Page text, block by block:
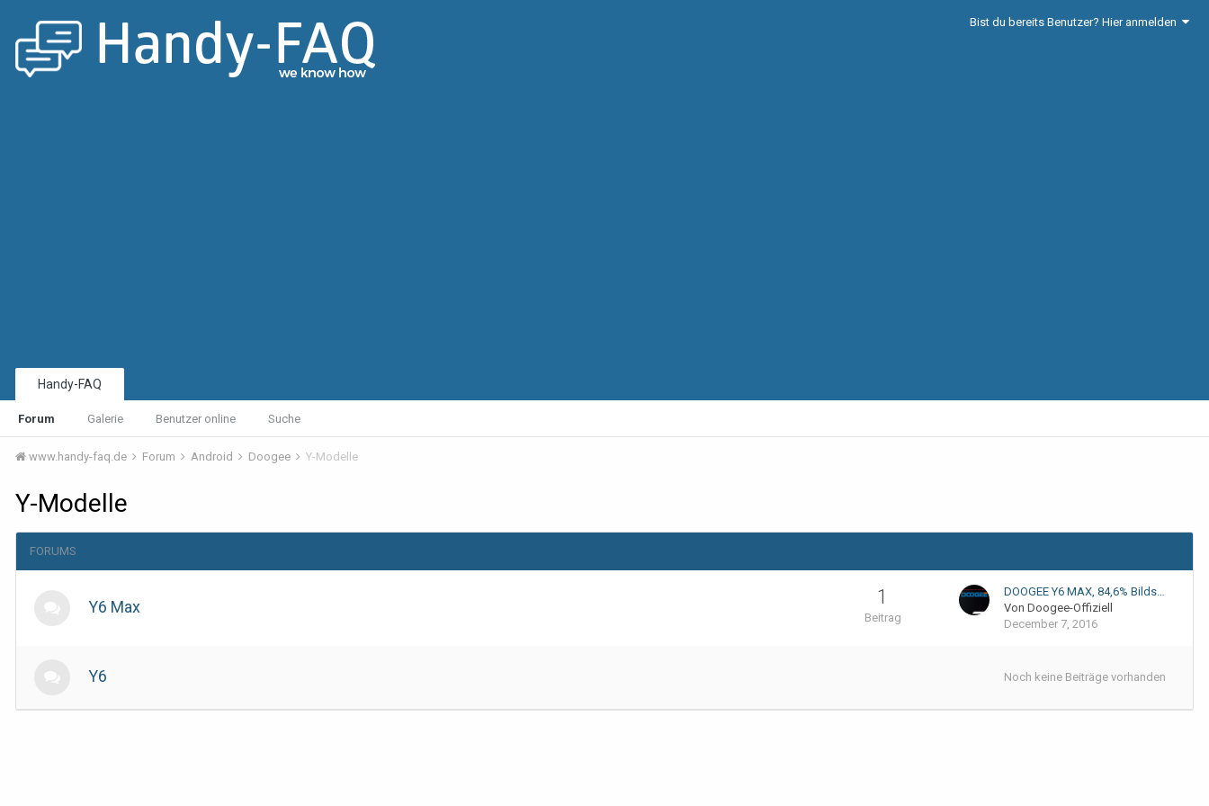
Bist du bereits Benutzer? Hier anmelden
Handy-FAQ
Forum Galerie Benutzer online Suche
www.handy-faq.de Forum Android Doogee Y-Modelle
Y-Modelle
FORUMS
Y6 Max 1
Beitrag
DOOGEE Y6 MAX, 84,6% Bilds…
Von Doogee-Offiziell
December 7, 2016
Y6 Noch keine Beiträge vorhanden